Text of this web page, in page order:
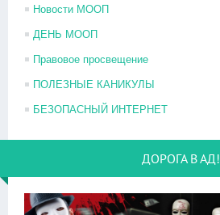
Новости МООП
ДЕНЬ МООП
Правовое просвещение
ПОЛЕЗНЫЕ КАНИКУЛЫ
БЕЗОПАСНЫЙ ИНТЕРНЕТ
ДОРОГА В АД!